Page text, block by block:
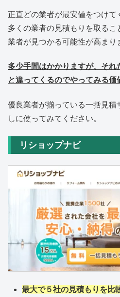
正直どの業者が最安値をつけて
多くの業者の見積もりを取るこ
業者が見つかる可能性が高まり
多少手間はかかりますが、それ
と違ってくるのでやってみる価
優良業者が揃っている一括見
しに使ってみてください。
リショップナビ
最大で５社の見積もりを比